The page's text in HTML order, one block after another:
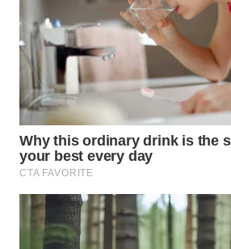
WN
MAJALENGKA
WN
SUBANG
WN
SUKABUMI
WN
PURWAKARTA